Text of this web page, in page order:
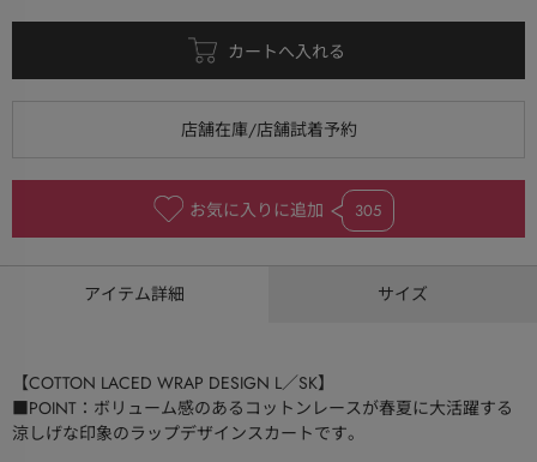
お気に入りに追加 305
アイテム詳細 サイズ
【COTTON LACED WRAP DESIGN L／SK】
■POINT：ボリューム感のあるコットンレースが春夏に大活躍する
涼しげな印象のラップデザインスカートです。